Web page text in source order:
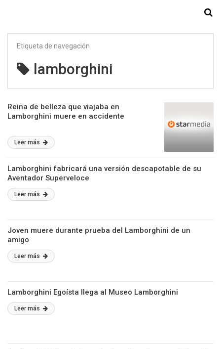
Etiqueta de navegación
lamborghini
Reina de belleza que viajaba en
Lamborghini muere en accidente
Leer más
Lamborghini fabricará una versión descapotable de su
Aventador Superveloce
Leer más
Joven muere durante prueba del Lamborghini de un
amigo
Leer más
Lamborghini Egoísta llega al Museo Lamborghini
Leer más